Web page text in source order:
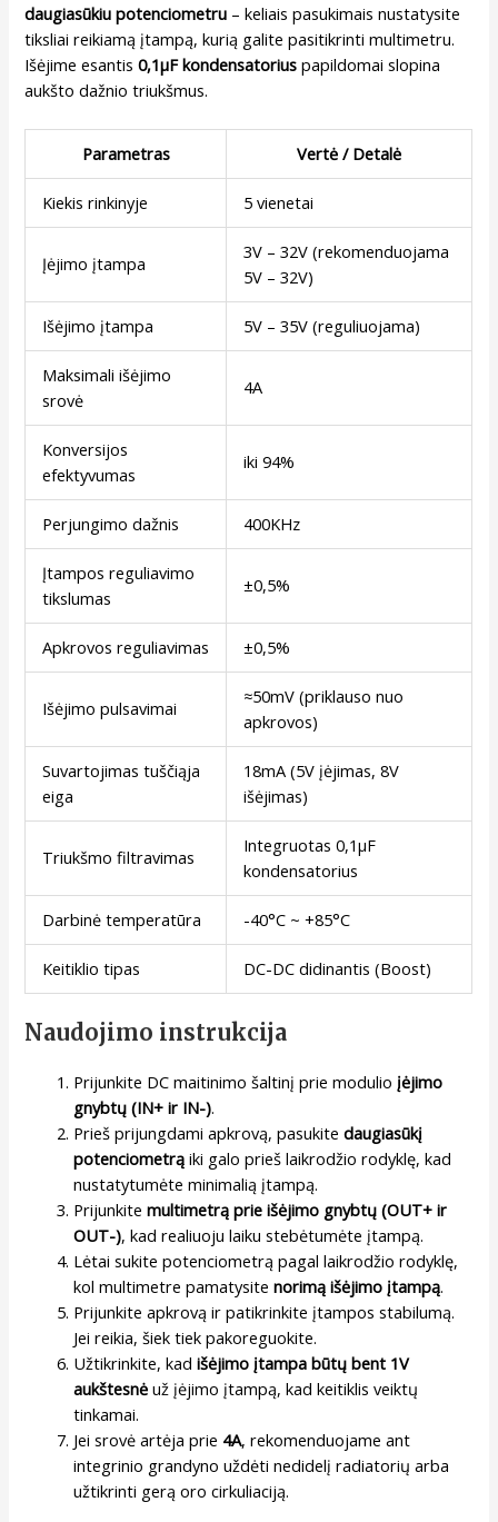
daugiasūkiu potenciometru – keliais pasukimais nustatysite
tiksliai reikiamą įtampą, kurią galite pasitikrinti multimetru.
Išėjime esantis0,1µF kondensatorius papildomai slopina
aukšto dažnio triukšmus.
Parametras Vertė / Detalė
Kiekis rinkinyje 5 vienetai
Įėjimo įtampa
3V – 32V (rekomenduojama
5V – 32V)
Išėjimo įtampa 5V – 35V (reguliuojama)
Maksimali išėjimo
srovė
4A
Konversijos
efektyvumas
iki 94%
Perjungimo dažnis 400KHz
Įtampos reguliavimo
tikslumas
±0,5%
Apkrovos reguliavimas ±0,5%
Išėjimo pulsavimai
≈50mV (priklauso nuo
apkrovos)
Suvartojimas tuščiąja
eiga
18mA (5V įėjimas, 8V
išėjimas)
Triukšmo filtravimas
Integruotas 0,1µF
kondensatorius
Darbinė temperatūra -40°C ~ +85°C
Keitiklio tipas DC-DC didinantis (Boost)
Naudojimo instrukcija
Prijunkite DC maitinimo šaltinį prie modulio įėjimo
gnybtų (IN+ ir IN-).
Prieš prijungdami apkrovą, pasukitedaugiasūkį
potenciometrą iki galo prieš laikrodžio rodyklę, kad
nustatytumėte minimalią įtampą.
Prijunkitemultimetrą prie išėjimo gnybtų (OUT+ ir
OUT-), kad realiuoju laiku stebėtumėte įtampą.
Lėtai sukite potenciometrą pagal laikrodžio rodyklę,
kol multimetre pamatysitenorimą išėjimo įtampą.
Prijunkite apkrovą ir patikrinkite įtampos stabilumą.
Jei reikia, šiek tiek pakoreguokite.
Užtikrinkite, kadišėjimo įtampa būtų bent 1V
aukštesnė už įėjimo įtampą, kad keitiklis veiktų
tinkamai.
Jei srovė artėja prie 4A, rekomenduojame ant
integrinio grandyno uždėti nedidelį radiatorių arba
užtikrinti gerą oro cirkuliaciją.